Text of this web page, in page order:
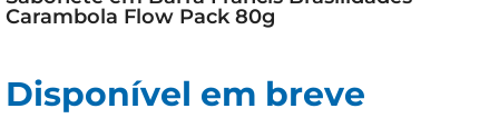
Carambola Flow Pack 80g
Disponível em breve
iogurte